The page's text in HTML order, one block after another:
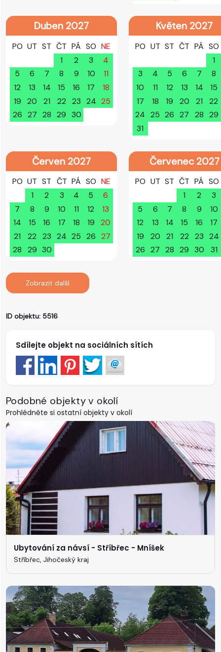
Duben 2027
PO UT ST ČT PÁ SO NE
1
2 3
4
5
6 7 8 9 10
11
12
13 14 15 16 17
18
19
20 21 22 23 24 25
26 27 28 29 30
Květen 2027
PO UT ST ČT PÁ SO
1
3
4 5 6 7
8
10
11 12 13 14
15
17
18 19 20 21
22
24 25 26 27 28 29
31
Červen 2027
PO UT ST ČT PÁ SO NE
1
2 3 4 5
6
7
8 9 10 11 12
13
14
15 16 17 18 19
20
21
22 23 24 25 26 27
28
29 30
Červenec 2027
PO UT ST ČT PÁ SO
1
2
3
5
6 7 8 9
10
12
13 14 15 16
17
19
20 21 22 23 24
26 27 28 29 30 31
Zobrazit další
ID objektu: 5516
Sdílejte objekt na sociálních sítích
Podobné objekty v okolí
Prohlédněte si ostatní objekty v okolí
Ubytování za návsí - Stříbřec - Mníšek
Stříbřec, Jihočeský kraj